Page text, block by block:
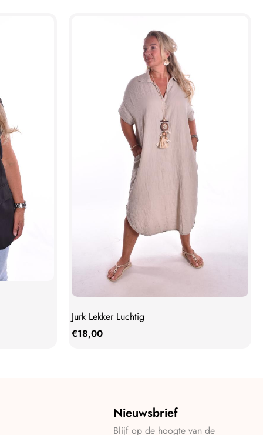
Jurk Lekker Luchtig
€18,00
Nieuwsbrief
Blijf op de hoogte van de